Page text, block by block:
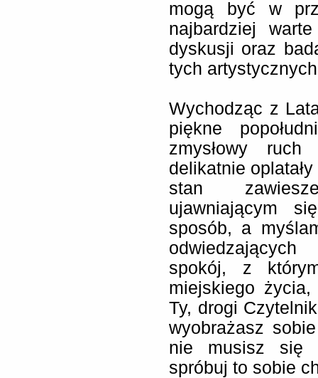
mogą być w
najbardziej
dyskusji oraz
tych
Wychodząc z
piękne
zmysłowy ruch
delikatnie
stan
ujawniającym
sposób, a
spokój, z
miejskiego
Ty, drogi
wyobrażasz
nie musisz się
spróbuj to sobie